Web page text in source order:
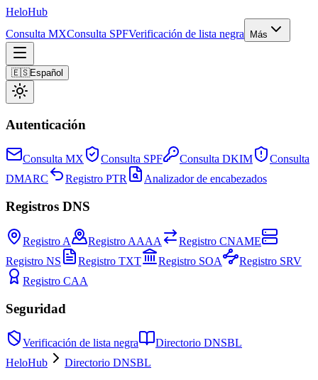
HeloHub
Consulta MXConsulta SPFVerificación de lista negra Más
🇪🇸Español
Autenticación
Consulta MX Consulta SPF Consulta DKIM
Consulta
DMARC
Registro PTR Analizador de encabezados
Registros DNS
Registro A Registro AAAA
Registro CNAME
Registro NS
Registro TXT Registro SOA
Registro SRV
Registro CAA
Seguridad
Verificación de lista negra
Directorio DNSBL
HeloHub
Directorio DNSBL